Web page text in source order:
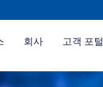
회사 고객 포털